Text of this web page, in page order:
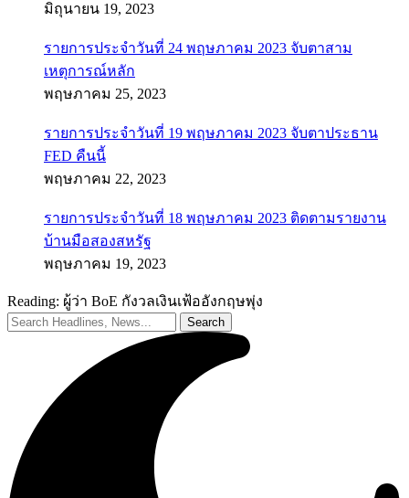
มิถุนายน 19, 2023
รายการประจำวันที่ 24 พฤษภาคม 2023 จับตาสาม
เหตุการณ์หลัก
พฤษภาคม 25, 2023
รายการประจำวันที่ 19 พฤษภาคม 2023 จับตาประธาน
FED คืนนี้
พฤษภาคม 22, 2023
รายการประจำวันที่ 18 พฤษภาคม 2023 ติดตามรายงาน
บ้านมือสองสหรัฐ
พฤษภาคม 19, 2023
Reading: ผู้ว่า BoE กังวลเงินเฟ้ออังกฤษพุ่ง